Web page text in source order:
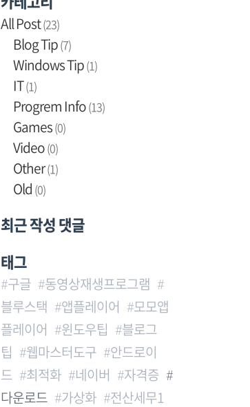
All Post(23)
Blog Tip(7)
Windows Tip(1)
IT(1)
Progrem Info(13)
Games(0)
Video(0)
Other(1)
Old (0)
최근 작성 댓글
태그
구글
동영상재생프로그램
블루스택
앱플레이어
모모앱
플레이어
윈도우팁
블로그
팁
웹마스터도구
안드로이
드
최적화 네이버
자격증
다운로드
가상화
전산세무1